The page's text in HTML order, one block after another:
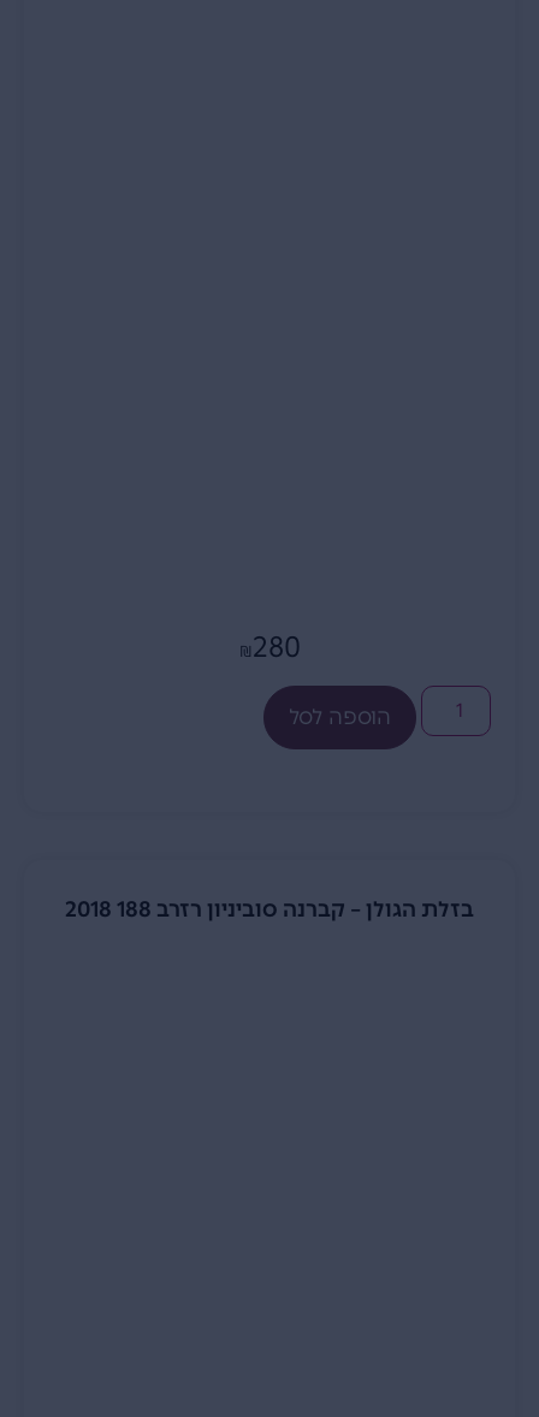
₪ 280
הוספה לסל
בזלת הגולן – קברנה סוביניון רזרב 188 2018